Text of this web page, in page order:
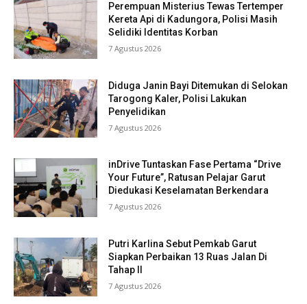
Perempuan Misterius Tewas Tertemper
Kereta Api di Kadungora, Polisi Masih
Selidiki Identitas Korban
7 Agustus 2026
Diduga Janin Bayi Ditemukan di Selokan
Tarogong Kaler, Polisi Lakukan
Penyelidikan
7 Agustus 2026
inDrive Tuntaskan Fase Pertama “Drive
Your Future”, Ratusan Pelajar Garut
Diedukasi Keselamatan Berkendara
7 Agustus 2026
Putri Karlina Sebut Pemkab Garut
Siapkan Perbaikan 13 Ruas Jalan Di
Tahap II
7 Agustus 2026